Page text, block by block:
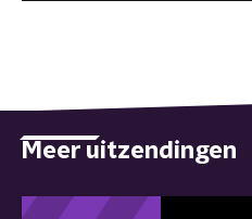
Meer uitzendingen